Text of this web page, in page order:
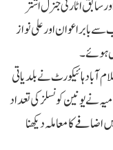
اٹارنی جنرل اشتر
بابراعوان اور علی نواز
ہوئے۔
آباد ہائیکورٹ نے بلدیاتی
نے یونین کونسلز کی تعداد
کا معاملہ دیکھنا